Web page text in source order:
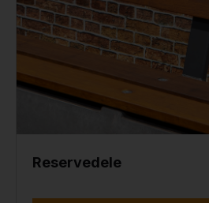
Reservedele